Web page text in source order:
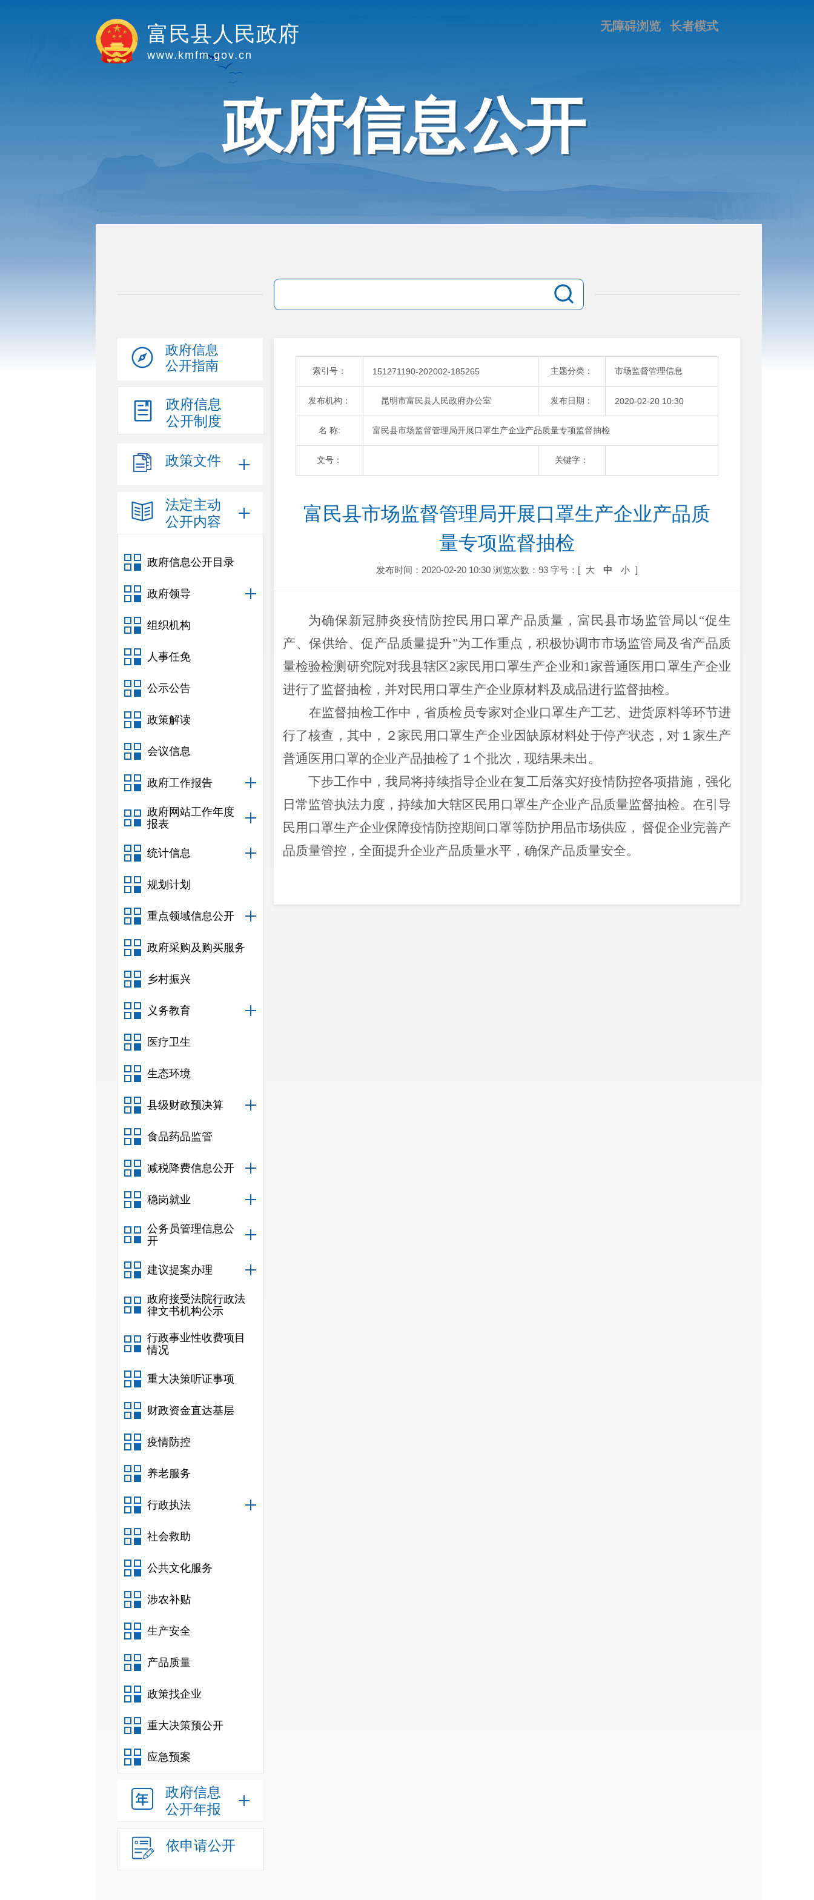
富民县人民政府
www.kmfm.gov.cn
长者模式
无障碍浏览
政府信息公开
政府信息
公开指南
政府信息
公开制度
政策文件
法定主动
公开内容
政府信息公开目录
政府领导
组织机构
人事任免
公示公告
政策解读
会议信息
政府工作报告
政府网站工作年度
报表
统计信息
规划计划
重点领域信息公开
政府采购及购买服务
乡村振兴
义务教育
医疗卫生
生态环境
县级财政预决算
食品药品监管
减税降费信息公开
稳岗就业
公务员管理信息公
开
建议提案办理
政府接受法院行政法
律文书机构公示
行政事业性收费项目
情况
重大决策听证事项
财政资金直达基层
疫情防控
养老服务
行政执法
社会救助
公共文化服务
涉农补贴
生产安全
产品质量
政策找企业
重大决策预公开
应急预案
政府信息
公开年报
依申请公开
索引号： 151271190-202002-185265 主题分类： 市场监督管理信息
发布机构： 昆明市富民县人民政府办公室 发布日期： 2020-02-20 10:30
名 称: 富民县市场监督管理局开展口罩生产企业产品质量专项监督抽检
文号： 关键字：
富民县市场监督管理局开展口罩生产企业产品质
量专项监督抽检
发布时间：2020-02-20 10:30 浏览次数：93 字号：[ 大 中 小 ]
为确保新冠肺炎疫情防控民用口罩产品质量，富民县市场监管局以“促生
产、保供给、促产品质量提升”为工作重点，积极协调市市场监管局及省产品质
量检验检测研究院对我县辖区2家民用口罩生产企业和1家普通医用口罩生产企业
进行了监督抽检，并对民用口罩生产企业原材料及成品进行监督抽检。
在监督抽检工作中，省质检员专家对企业口罩生产工艺、进货原料等环节进
行了核查，其中，２家民用口罩生产企业因缺原材料处于停产状态，对１家生产
普通医用口罩的企业产品抽检了１个批次，现结果未出。
下步工作中，我局将持续指导企业在复工后落实好疫情防控各项措施，强化
日常监管执法力度，持续加大辖区民用口罩生产企业产品质量监督抽检。在引导
民用口罩生产企业保障疫情防控期间口罩等防护用品市场供应， 督促企业完善产
品质量管控，全面提升企业产品质量水平，确保产品质量安全。